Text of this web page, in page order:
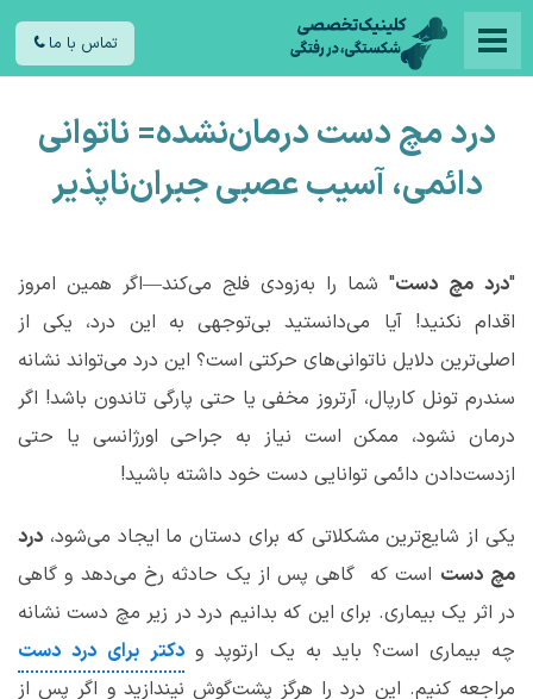
تماس با ما
درد مچ دست درمان‌نشده= ناتوانی
دائمی، آسیب عصبی جبران‌ناپذیر
"درد مچ دست" شما را به‌زودی فلج می‌کند—اگر همین امروز
اقدام نکنید! آیا می‌دانستید بی‌توجهی به این درد، یکی از
اصلی‌ترین دلایل ناتوانی‌های حرکتی است؟ این درد می‌تواند نشانه
سندرم تونل کارپال، آرتروز مخفی یا حتی پارگی تاندون باشد! اگر
درمان نشود، ممکن است نیاز به جراحی اورژانسی یا حتی
ازدست‌دادن دائمی توانایی دست خود داشته باشید!
یکی از شایعترین مشکلاتی که برای دستان ما ایجاد میشود، درد
مچ دست است که گاهی پس از یک حادثه رخ میدهد و گاهی
در اثر یک بیماری. برای این که بدانیم درد در زیر مچ دست نشانه
چه بیماری است؟ باید به یک ارتوپد و دکتر برای درد دست
مراجعه کنیم. این درد را هرگز پشت‌گوش نیندازید و اگر پس از